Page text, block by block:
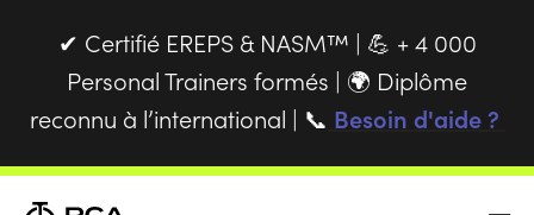
✔ Certifié EREPS & NASM™ | 💪 + 4 000
Personal Trainers formés | 🌍 Diplôme
reconnu à l’international | 📞 Besoin d'aide ?